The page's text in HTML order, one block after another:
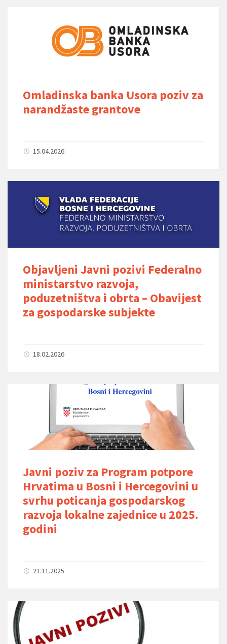
Omladinska banka Usora poziv za
narandžaste grantove
15.04.2026
Objavljeni Javni pozivi Federalno
ministarstvo razvoja,
poduzetništva i obrta – Obavijest
za gospodarske subjekte
18.02.2026
Javni poziv za Program potpore
Hrvatima u Bosni i Hercegovini u
svrhu poticanja gospodarskog
razvoja lokalne zajednice u 2025.
godini
21.11.2025